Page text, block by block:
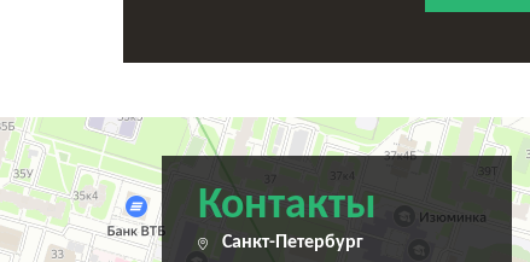
Санкт‑Петербург
Переулок Каховского, 12 — Яндекс Карты
Контакты
Санкт-Петербург